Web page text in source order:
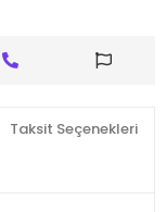
Taksit Seçenekleri